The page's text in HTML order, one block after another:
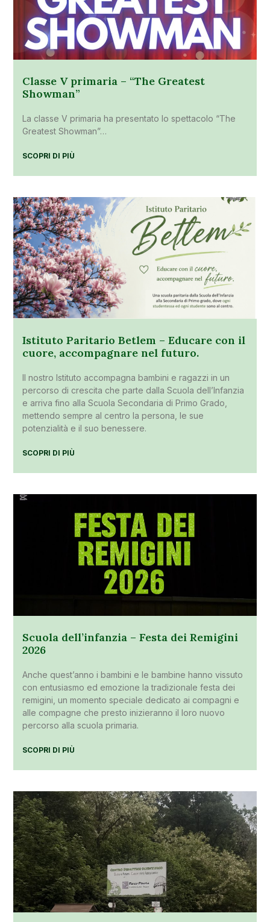
Classe V primaria – “The Greatest
Showman”
La classe V primaria ha presentato lo spettacolo “The
Greatest Showman”…
SCOPRI DI PIÙ
Istituto Paritario Betlem – Educare con il
cuore, accompagnare nel futuro.
Il nostro Istituto accompagna bambini e ragazzi in un
percorso di crescita che parte dalla Scuola dell’Infanzia
e arriva fino alla Scuola Secondaria di Primo Grado,
mettendo sempre al centro la persona, le sue
potenzialità e il suo benessere.
SCOPRI DI PIÙ
Scuola dell’infanzia – Festa dei Remigini
2026
Anche quest’anno i bambini e le bambine hanno vissuto
con entusiasmo ed emozione la tradizionale festa dei
remigini, un momento speciale dedicato ai compagni e
alle compagne che presto inizieranno il loro nuovo
percorso alla scuola primaria.
SCOPRI DI PIÙ